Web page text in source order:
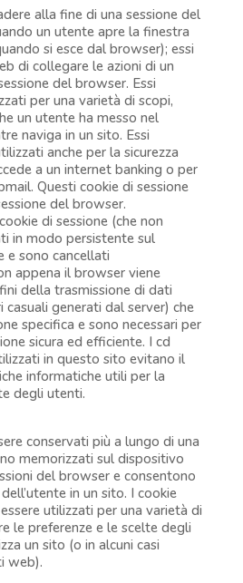
alla fine di una sessione del
un utente apre la finestra
si esce dal browser); essi
di collegare le azioni di un
del browser. Essi
per una varietà di scopi,
un utente ha messo nel
naviga in un sito. Essi
anche per la sicurezza
a un internet banking o per
Questi cookie di sessione
del browser.
di sessione (che non
in modo persistente sul
e sono cancellati
appena il browser viene
della trasmissione di dati
generati dal server) che
specifica e sono necessari per
sicura ed efficiente. I cd
in questo sito evitano il
informatiche utili per la
degli utenti.
conservati più a lungo di una
memorizzati sul dispositivo
del browser e consentono
in un sito. I cookie
utilizzati per una varietà di
le preferenze e le scelte degli
un sito (o in alcuni casi
web).